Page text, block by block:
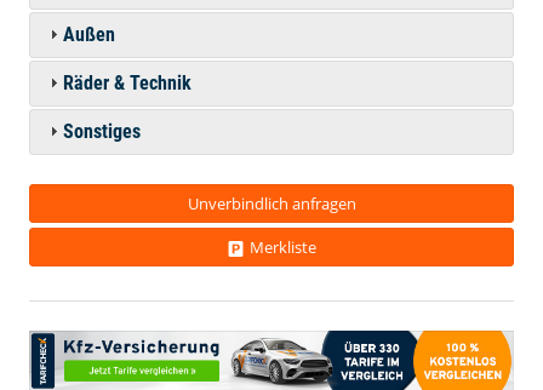
Außen
Räder & Technik
Sonstiges
Unverbindlich anfragen
Merkliste